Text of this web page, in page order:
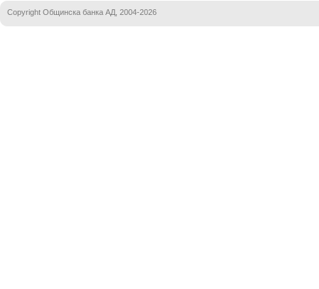
Copyright Общинска банка АД, 2004-2026